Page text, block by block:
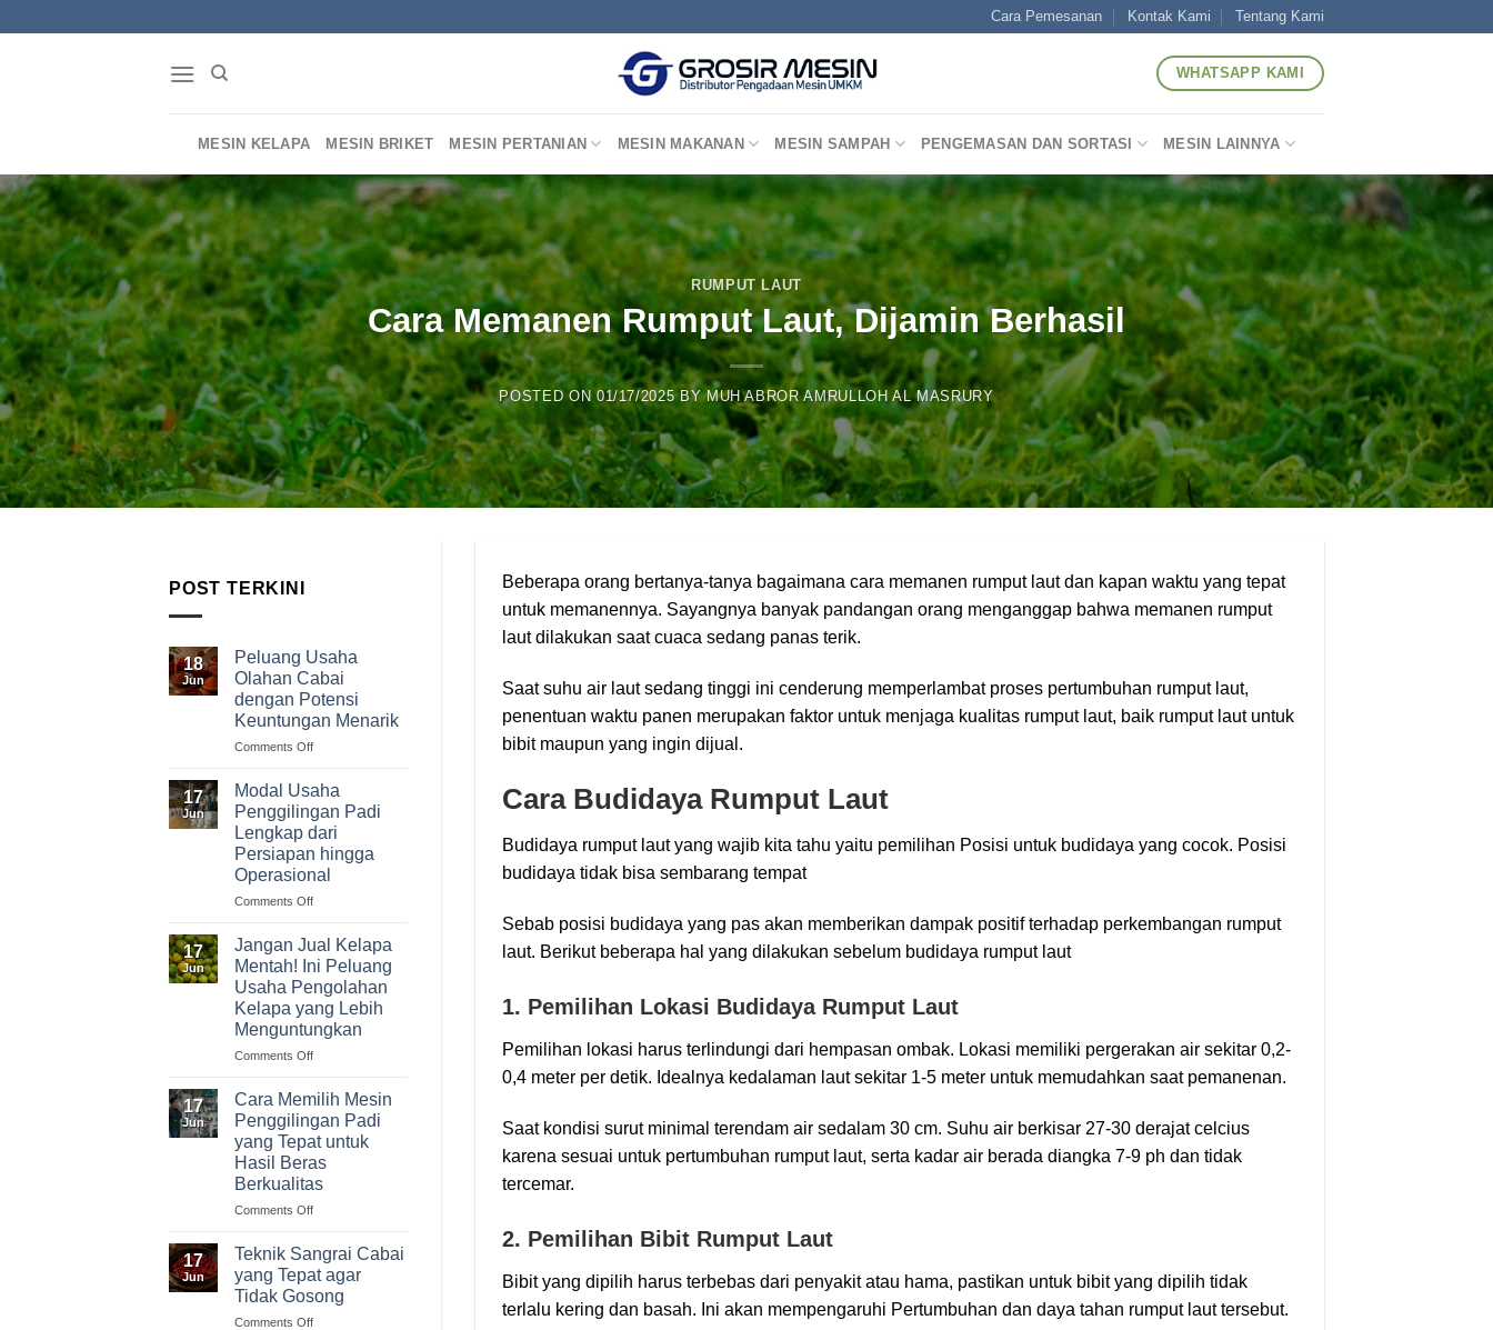
Cara Pemesanan Kontak Kami Tentang Kami
WHATSAPP KAMI
MESIN KELAPA MESIN BRIKET MESIN PERTANIAN MESIN MAKANAN MESIN SAMPAH PENGEMASAN DAN SORTASI MESIN LAINNYA
RUMPUT LAUT
Cara Memanen Rumput Laut, Dijamin Berhasil
POSTED ON01/17/2025BYMUH ABROR AMRULLOH AL MASRURY
POST TERKINI
18
Jun
Peluang Usaha
Olahan Cabai
dengan Potensi
Keuntungan Menarik
Comments Offon
Usaha
Olahan
Cabai
dengan
Potensi
Keuntungan
Menarik
17
Jun
Modal Usaha
Penggilingan Padi
Lengkap dari
Persiapan hingga
Operasional
Comments Offon
Usaha
Penggilingan
Padi
Lengkap
dari
Persiapan
hingga
17
Jun
Jangan Jual Kelapa
Mentah! Ini Peluang
Usaha Pengolahan
Kelapa yang Lebih
Menguntungkan
Comments Offon
Jual
Kelapa
Mentah!
Ini
Peluang
Usaha
Pengolahan
Lebih
Menguntungkan
17
Jun
Cara Memilih Mesin
Penggilingan Padi
yang Tepat untuk
Hasil Beras
Berkualitas
Comments Offon
Memilih
Mesin
Penggilingan
Padi
yang
17
Jun
Teknik Sangrai Cabai
yang Tepat agar
Tidak Gosong
Comments Offon
Beberapa orang bertanya-tanya bagaimana cara memanen rumput laut dan kapan waktu yang tepat
untuk memanennya. Sayangnya banyak pandangan orang menganggap bahwa memanen rumput
laut dilakukan saat cuaca sedang panas terik.
Saat suhu air laut sedang tinggi ini cenderung memperlambat proses pertumbuhan rumput laut,
penentuan waktu panen merupakan faktor untuk menjaga kualitas rumput laut, baik rumput laut untuk
bibit maupun yang ingin dijual.
Cara Budidaya Rumput Laut
Budidaya rumput laut yang wajib kita tahu yaitu pemilihan Posisi untuk budidaya yang cocok. Posisi
budidaya tidak bisa sembarang tempat
Sebab posisi budidaya yang pas akan memberikan dampak positif terhadap perkembangan rumput
laut. Berikut beberapa hal yang dilakukan sebelum budidaya rumput laut
1. Pemilihan Lokasi Budidaya Rumput Laut
Pemilihan lokasi harus terlindungi dari hempasan ombak. Lokasi memiliki pergerakan air sekitar 0,2-
0,4 meter per detik. Idealnya kedalaman laut sekitar 1-5 meter untuk memudahkan saat pemanenan.
Saat kondisi surut minimal terendam air sedalam 30 cm. Suhu air berkisar 27-30 derajat celcius
karena sesuai untuk pertumbuhan rumput laut, serta kadar air berada diangka 7-9 ph dan tidak
tercemar.
2. Pemilihan Bibit Rumput Laut
Bibit yang dipilih harus terbebas dari penyakit atau hama, pastikan untuk bibit yang dipilih tidak
terlalu kering dan basah. Ini akan mempengaruhi Pertumbuhan dan daya tahan rumput laut tersebut.